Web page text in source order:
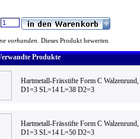
vorhanden. Dieses Produkt bewerten
Produkte
Hartmetall-Frässtifte Form C
D1=3 SL=14 L=38 D2=3
Hartmetall-Frässtifte Form C
D1=3 SL=14 L=50 D2=3